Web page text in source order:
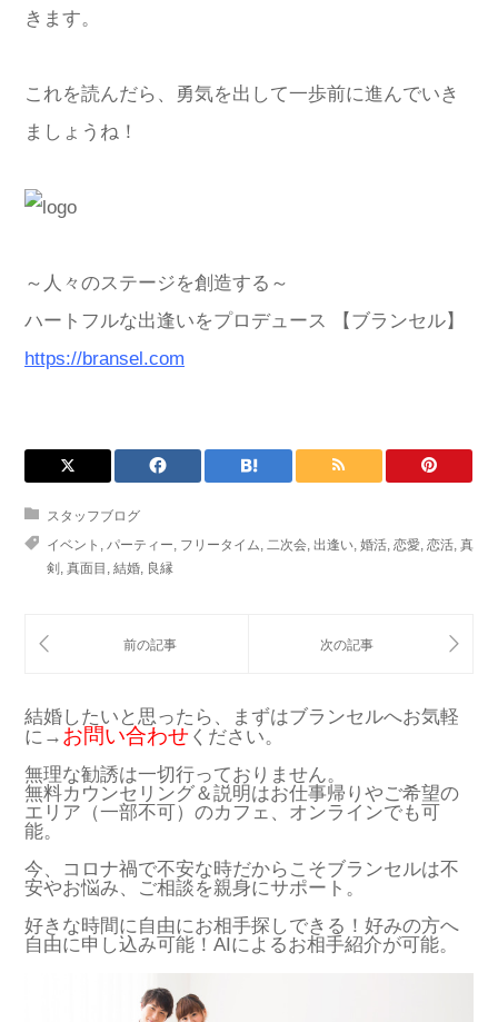
きます。
これを読んだら、勇気を出して一歩前に進んでいき
ましょうね！
～人々のステージを創造する～
ハートフルな出逢いをプロデュース 【ブランセル】
https://bransel.com
スタッフブログ
イベント
パーティー フリータイム 二次会 出逢い 婚活 恋愛 恋活 真
剣 真面目 結婚 良縁
結婚したいと思ったら、まずはブランセルへお気軽
に→ お問い合わせ ください。
無理な勧誘は一切行っておりません。
無料カウンセリング＆説明はお仕事帰りやご希望の
エリア（一部不可）のカフェ、オンラインでも可
能。
今、コロナ禍で不安な時だからこそブランセルは不
安やお悩み、ご相談を親身にサポート。
好きな時間に自由にお相手探しできる！好みの方へ
自由に申し込み可能！AIによるお相手紹介が可能。